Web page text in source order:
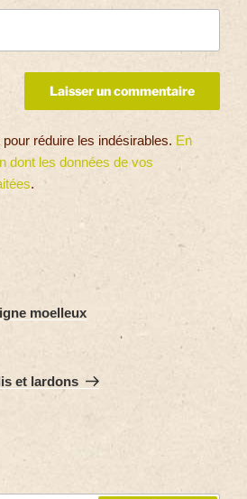
réduire les indésirables. En
dont les données de vos
.
moelleux
et lardons